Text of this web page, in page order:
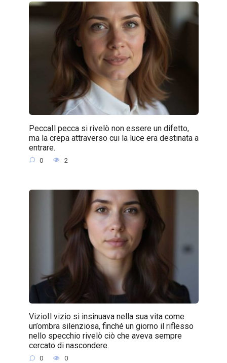
PeccaIl pecca si rivelò non essere un difetto,
ma la crepa attraverso cui la luce era destinata a
entrare.
0 2
VizioIl vizio si insinuava nella sua vita come
un’ombra silenziosa, finché un giorno il riflesso
nello specchio rivelò ciò che aveva sempre
cercato di nascondere.
0 0